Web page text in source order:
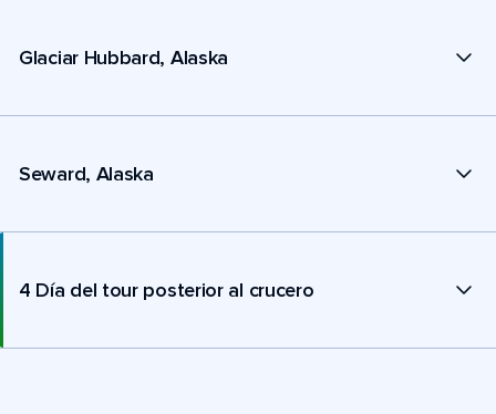
Glaciar Hubbard, Alaska
Seward, Alaska
4 Día del tour posterior al crucero